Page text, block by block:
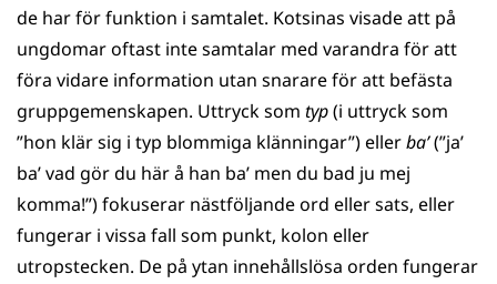
de har för funktion i samtalet. Kotsinas visade att på
ungdomar oftast inte samtalar med varandra för att
föra vidare information utan snarare för att befästa
gruppgemenskapen. Uttryck som typ(i uttryck som
”hon klär sig i typ blommiga klänningar”) ellerba’(”ja’
ba’ vad gör du här å han ba’ men du bad ju mej
komma!”) fokuserar nästföljande ord eller sats, eller
fungerar i vissa fall som punkt, kolon eller
utropstecken. De på ytan innehållslösa orden fungerar